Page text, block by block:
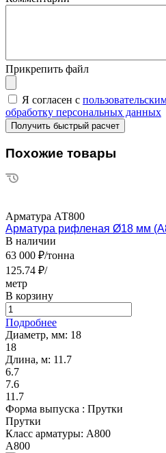
Прикрепить файл
Я согласен с
обработку персональных данных
Похожие товары
Арматура АТ800
Арматура рифленая Ø18 мм
В наличии
63 000 ₽/тонна
125.74 ₽/
метр
В корзину
Подробнее
Диаметр, мм: 18
18
Длина, м: 11.7
6.7
7.6
11.7
Форма выпуска : Прутки
Прутки
Класс арматуры: А800
А800